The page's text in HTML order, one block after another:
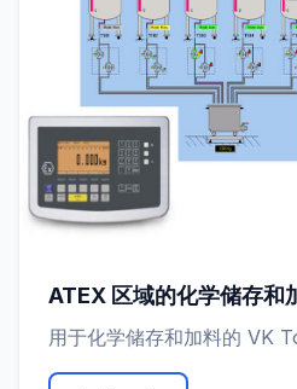
ATEX 区域的化学储存和
用于化学储存和加料的 VK